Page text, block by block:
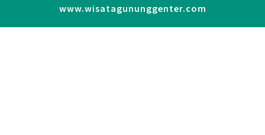
www.wisatagununggenter.com